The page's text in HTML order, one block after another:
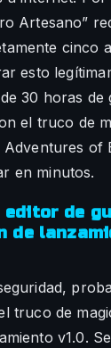
Artesano”
cinco
esto
30 horas de
el truco de
Adventures of
en minutos.
editor de
de
truco de
v1.0.